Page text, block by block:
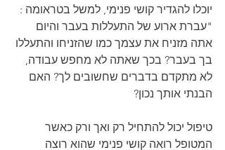
יוכלו להגדיר קושי פנימי, למשל בטראומה :
"עברת ארוע של התעללות בעבר והיום
אתה מזניח את עצמך כמו שהזניחו והתעללו
בך בעבר? בכך שאתה לא מחפש עבודה,
לא מתקדם בדברים שחשובים לך? האם
הבנתי אותך נכון?
טיפול יכול להתחיל רק ואך ורק כאשר
המטופל רואה קושי פנימי שהוא רוצה